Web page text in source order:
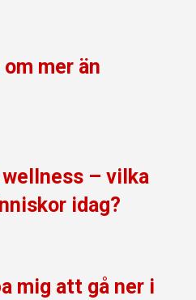
mer än
– vilka
idag?
mig att gå ner i